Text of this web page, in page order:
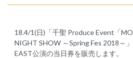
18.4/1(日)「千聖 Produce Event「
NIGHT SHOW ～Spring Fes 2018～
EAST公演の当日券を販売します。